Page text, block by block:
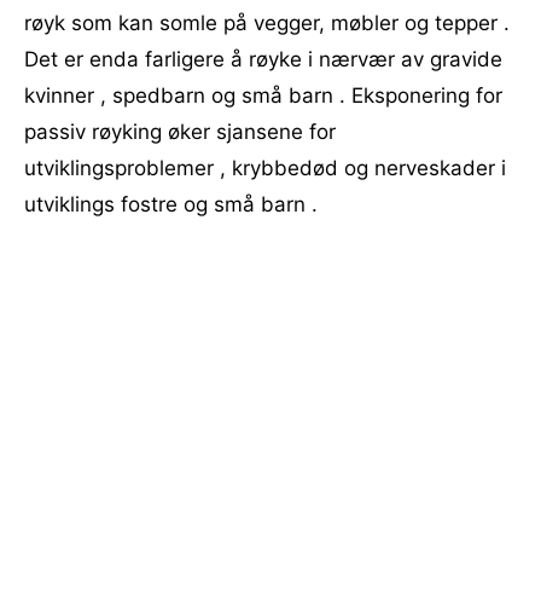
røyk som kan somle på vegger, møbler og tepper .
Det er enda farligere å røyke i nærvær av gravide
kvinner , spedbarn og små barn . Eksponering for
passiv røyking øker sjansene for
utviklingsproblemer , krybbedød og nerveskader i
utviklings fostre og små barn .